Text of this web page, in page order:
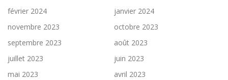
février 2024
janvier 2024
novembre 2023
octobre 2023
septembre 2023
août 2023
juillet 2023
juin 2023
mai 2023
avril 2023